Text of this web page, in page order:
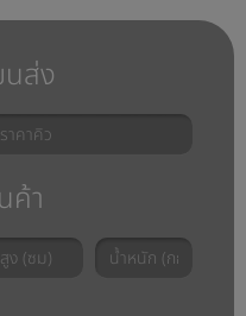
นส่ง
ค้า